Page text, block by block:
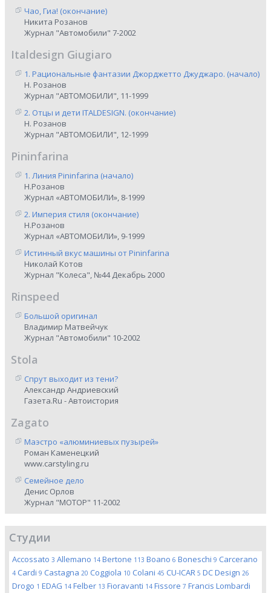
Чао, Гиа! (окончание)
Никита Розанов
Журнал "Автомобили" 7-2002
Italdesign Giugiaro
1. Рациональные фантазии Джорджетто Джуджаро. (начало)
Н. Розанов
Журнал "АВТОМОБИЛИ", 11-1999
2. Отцы и дети ITALDESIGN. (окончание)
Н. Розанов
Журнал "АВТОМОБИЛИ", 12-1999
Pininfarina
1. Линия Pininfarina (начало)
Н.Розанов
Журнал «АВТОМОБИЛИ», 8-1999
2. Империя стиля (окончание)
Н.Розанов
Журнал «АВТОМОБИЛИ», 9-1999
Истинный вкус машины от Pininfarina
Николай Котов
Журнал "Колеса", №44 Декабрь 2000
Rinspeed
Большой оригинал
Владимир Матвейчук
Журнал "Автомобили" 10-2002
Stola
Спрут выходит из тени?
Александр Андриевский
Газета.Ru - Автоистория
Zagato
Маэстро «алюминиевых пузырей»
Роман Каменецкий
www.carstyling.ru
Семейное дело
Денис Орлов
Журнал "МОТОР" 11-2002
Студии
Accossato 3 Allemano 14 Bertone 113 Boano 6 Boneschi 9 Carcerano
4 Cardi 9 Castagna 20 Coggiola 10 Colani 45 CU-ICAR 5 DC Design 26
Drogo 1 EDAG 14 Felber 13 Fioravanti 14 Fissore 7 Francis Lombardi